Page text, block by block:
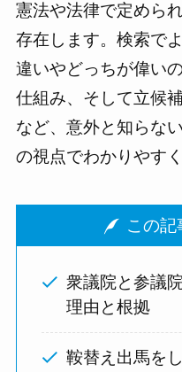
憲法や法律で定めら
存在します。検索で
違いやどっちが偉い
仕組み、そして立候
など、意外と知らな
の視点でわかりやす
この記
衆議院と参議
理由と根拠
鞍替え出馬を